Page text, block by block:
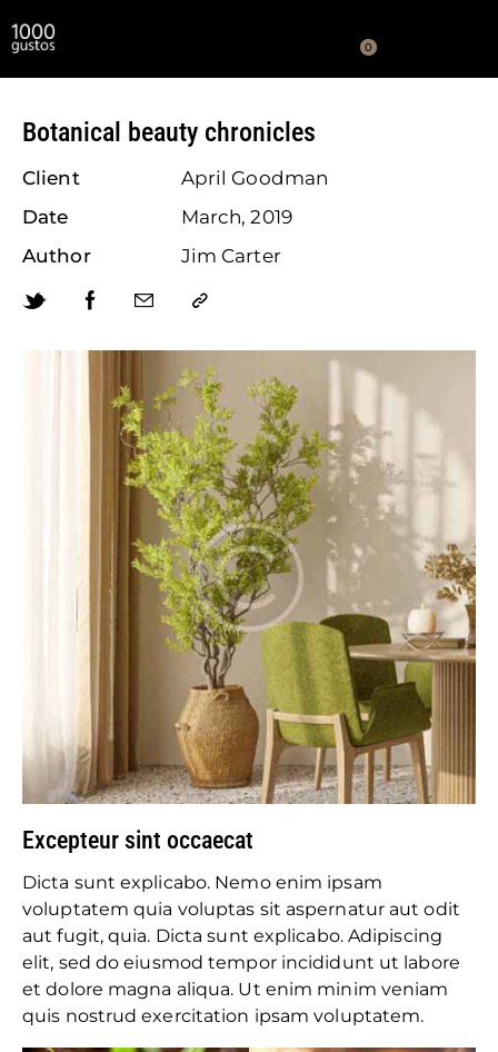
0
Botanical beauty chronicles
Client
April Goodman
Date
March, 2019
Author
Jim Carter
Excepteur sint occaecat
Dicta sunt explicabo. Nemo enim ipsam
voluptatem quia voluptas sit aspernatur aut odit
aut fugit, quia. Dicta sunt explicabo. Adipiscing
elit, sed do eiusmod tempor incididunt ut labore
et dolore magna aliqua. Ut enim minim veniam
quis nostrud exercitation ipsam voluptatem.